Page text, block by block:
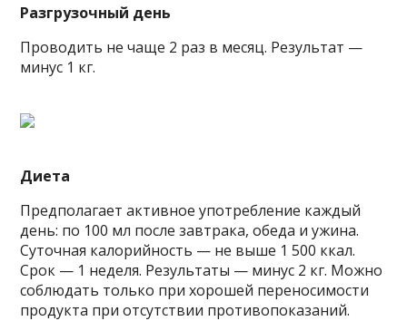
Разгрузочный день
Проводить не чаще 2 раз в месяц. Результат —
минус 1 кг.
Диета
Предполагает активное употребление каждый
день: по 100 мл после завтрака, обеда и ужина.
Суточная калорийность — не выше 1 500 ккал.
Срок — 1 неделя. Результаты — минус 2 кг. Можно
соблюдать только при хорошей переносимости
продукта при отсутствии противопоказаний.